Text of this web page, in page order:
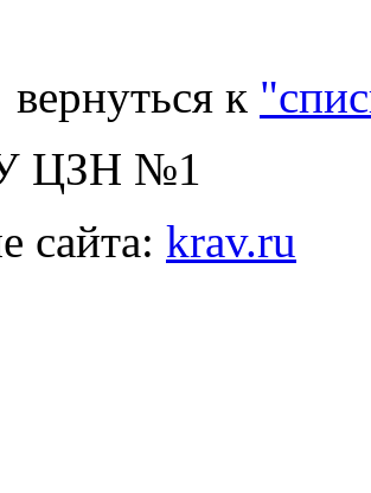
вернуться к
ЦЗН №1
сайта: krav.ru